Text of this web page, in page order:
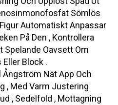
Sömlös
Automatiskt Anpassar
På Den , Kontrollera
Spelande Oavsett Om
Block .
Ångström Nät App Och
, Med Varm Justering
, Sedelfold , Mottagning